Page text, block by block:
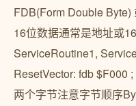
FDB(Form Double
16位数据通常是地址或
ServiceRoutine1,
ResetVector: fdb $F000
两个字节注意字节顺序